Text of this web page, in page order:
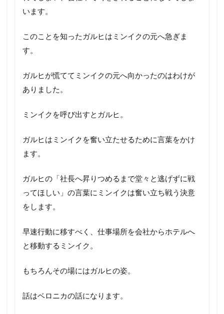
います。
このことを知ったガルヒはミンイクの元へ急ぎま
す。
ガルヒが慌ててミンイクの元へ向かったのはわけが
ありました。
ミンイクを呼び出すとガルヒ。
ガルヒはミンイクを奮い立たせるために言葉をかけ
ます。
ガルヒの「社長へ昇りつめるまで堂々と逃げずに戦
ってほしい」の言葉にミンイクは奮い立ち戦う決意
をします。
早速行動に移すべく、仕事場所を会社からホテルへ
と移動するミンイク。
もちろんその場にはガルヒの姿。
話はベロニカの話になります。